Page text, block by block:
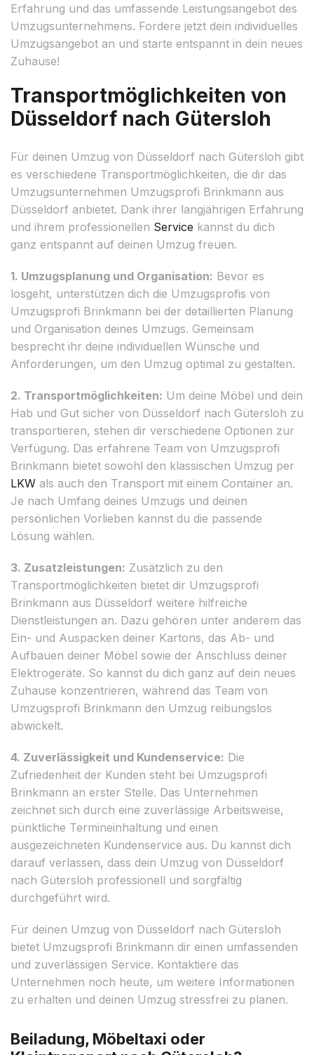
Erfahrung und das umfassende Leistungsangebot des
Umzugsunternehmens. Fordere jetzt dein individuelles
Umzugsangebot an und starte entspannt in dein neues
Zuhause!
Transportmöglichkeiten von
Düsseldorf nach Gütersloh
Für deinen Umzug von Düsseldorf nach Gütersloh gibt
es verschiedene Transportmöglichkeiten, die dir das
Umzugsunternehmen Umzugsprofi Brinkmann aus
Düsseldorf anbietet. Dank ihrer langjährigen Erfahrung
und ihrem professionellen Service kannst du dich
ganz entspannt auf deinen Umzug freuen.
1. Umzugsplanung und Organisation: Bevor es
losgeht, unterstützen dich die Umzugsprofis von
Umzugsprofi Brinkmann bei der detaillierten Planung
und Organisation deines Umzugs. Gemeinsam
besprecht ihr deine individuellen Wünsche und
Anforderungen, um den Umzug optimal zu gestalten.
2. Transportmöglichkeiten: Um deine Möbel und dein
Hab und Gut sicher von Düsseldorf nach Gütersloh zu
transportieren, stehen dir verschiedene Optionen zur
Verfügung. Das erfahrene Team von Umzugsprofi
Brinkmann bietet sowohl den klassischen Umzug per
LKW als auch den Transport mit einem Container an.
Je nach Umfang deines Umzugs und deinen
persönlichen Vorlieben kannst du die passende
Lösung wählen.
3. Zusatzleistungen: Zusätzlich zu den
Transportmöglichkeiten bietet dir Umzugsprofi
Brinkmann aus Düsseldorf weitere hilfreiche
Dienstleistungen an. Dazu gehören unter anderem das
Ein- und Auspacken deiner Kartons, das Ab- und
Aufbauen deiner Möbel sowie der Anschluss deiner
Elektrogeräte. So kannst du dich ganz auf dein neues
Zuhause konzentrieren, während das Team von
Umzugsprofi Brinkmann den Umzug reibungslos
abwickelt.
4. Zuverlässigkeit und Kundenservice: Die
Zufriedenheit der Kunden steht bei Umzugsprofi
Brinkmann an erster Stelle. Das Unternehmen
zeichnet sich durch eine zuverlässige Arbeitsweise,
pünktliche Termineinhaltung und einen
ausgezeichneten Kundenservice aus. Du kannst dich
darauf verlassen, dass dein Umzug von Düsseldorf
nach Gütersloh professionell und sorgfältig
durchgeführt wird.
Für deinen Umzug von Düsseldorf nach Gütersloh
bietet Umzugsprofi Brinkmann dir einen umfassenden
und zuverlässigen Service. Kontaktiere das
Unternehmen noch heute, um weitere Informationen
zu erhalten und deinen Umzug stressfrei zu planen.
Beiladung, Möbeltaxi oder